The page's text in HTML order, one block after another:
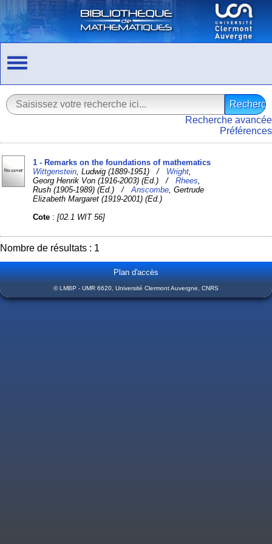
Recherche avancée
Préférences
1 - Remarks on the foundations of mathematics
Wittgenstein , Ludwig (1889-1951) / Wright
Georg Henrik Von (1916-2003) (Ed.) /Rhees
Rush (1905-1989) (Ed.) /Anscombe , Gertrude
Elizabeth Margaret (1919-2001) (Ed.)
Cote :[02.1 WIT 56]
Nombre de résultats : 1
Plan d'accès
© LMBP - UMR 6620, Université Clermont Auvergne, CNRS